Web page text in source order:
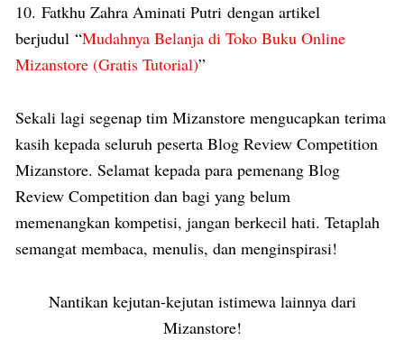
10. Fatkhu Zahra Aminati Putri dengan artikel
berjudul “Mudahnya Belanja di Toko Buku Online
Mizanstore (Gratis Tutorial)”
Sekali lagi segenap tim Mizanstore mengucapkan terima
kasih kepada seluruh peserta Blog Review Competition
Mizanstore. Selamat kepada para pemenang Blog
Review Competition dan bagi yang belum
memenangkan kompetisi, jangan berkecil hati. Tetaplah
semangat membaca, menulis, dan menginspirasi!
Nantikan kejutan-kejutan istimewa lainnya dari
Mizanstore!